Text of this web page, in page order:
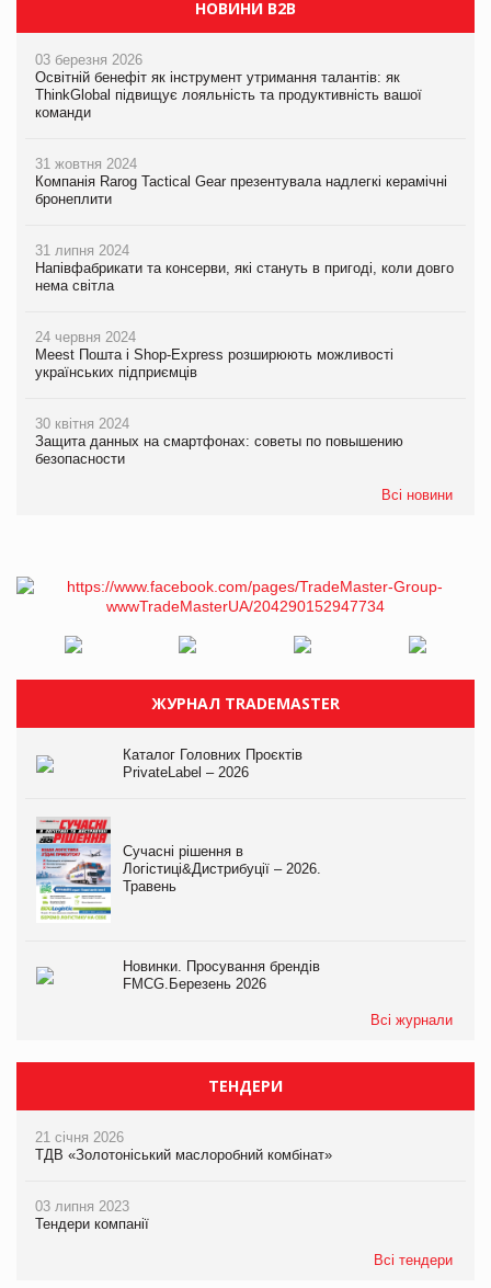
НОВИНИ B2B
03 березня 2026
Освітній бенефіт як інструмент утримання талантів: як
ThinkGlobal підвищує лояльність та продуктивність вашої
команди
31 жовтня 2024
Компанія Rarog Tactical Gear презентувала надлегкі керамічні
бронеплити
31 липня 2024
Напівфабрикати та консерви, які стануть в пригоді, коли довго
нема світла
24 червня 2024
Meest Пошта і Shop-Express розширюють можливості
українських підприємців
30 квітня 2024
Защита данных на смартфонах: советы по повышению
безопасности
Всі новини
ЖУРНАЛ TRADEMASTER
Каталог Головних Проєктів
PrivateLabel – 2026
Сучасні рішення в
Логістиці&Дистрибуції – 2026.
Травень
Новинки. Просування брендів
FMCG.Березень 2026
Всі журнали
ТЕНДЕРИ
21 січня 2026
ТДВ «Золотоніський маслоробний комбінат»
03 липня 2023
Тендери компанії
Всі тендери